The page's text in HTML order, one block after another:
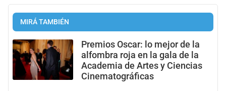
MIRÁ TAMBIÉN
Premios Oscar: lo mejor de la
alfombra roja en la gala de la
Academia de Artes y Ciencias
Cinematográficas